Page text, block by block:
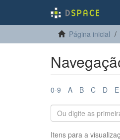
Página inicial
0-9 A B C D E
Itens para a